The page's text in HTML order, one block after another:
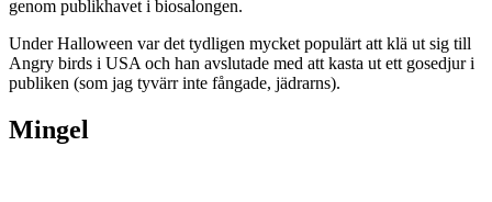
genom publikhavet i biosalongen.
Under Halloween var det tydligen mycket populärt att klä ut sig till
Angry birds i USA och han avslutade med att kasta ut ett gosedjur i
publiken (som jag tyvärr inte fångade, jädrarns).
Mingel